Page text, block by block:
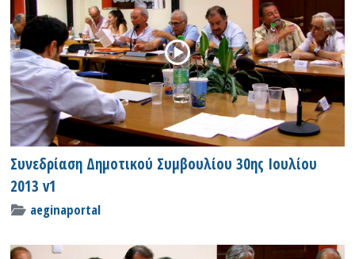
Συνεδρίαση Δημοτικού Συμβουλίου 30ης Ιουλίου
2013 v1
aeginaportal